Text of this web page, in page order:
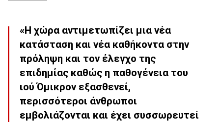
«Η χώρα αντιμετωπίζει μια νέα
κατάσταση και νέα καθήκοντα στην
πρόληψη και τον έλεγχο της
επιδημίας καθώς η παθογένεια του
ιού Όμικρον εξασθενεί,
περισσότεροι άνθρωποι
εμβολιάζονται και έχει συσσωρευτεί